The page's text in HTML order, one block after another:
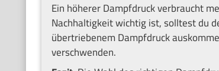
Ein höherer Dampfdruck verbraucht
Nachhaltigkeit wichtig ist, solltest du
übertriebenem Dampfdruck
verschwenden.